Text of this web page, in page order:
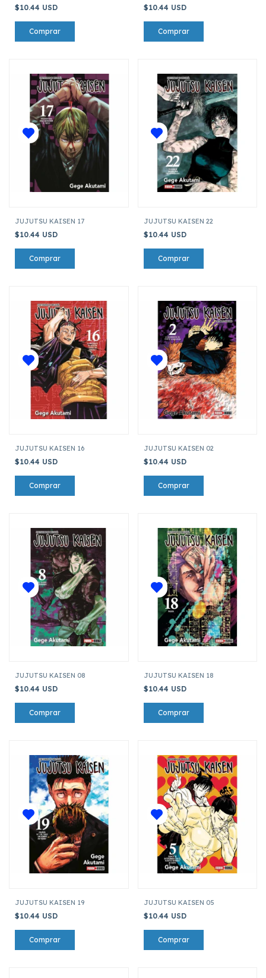
$10.44 USD $10.44 USD
JUJUTSU KAISEN 17
$10.44 USD
JUJUTSU KAISEN 22
$10.44 USD
JUJUTSU KAISEN 16
$10.44 USD
JUJUTSU KAISEN 02
$10.44 USD
JUJUTSU KAISEN 08
$10.44 USD
JUJUTSU KAISEN 18
$10.44 USD
JUJUTSU KAISEN 19
$10.44 USD
JUJUTSU KAISEN 05
$10.44 USD